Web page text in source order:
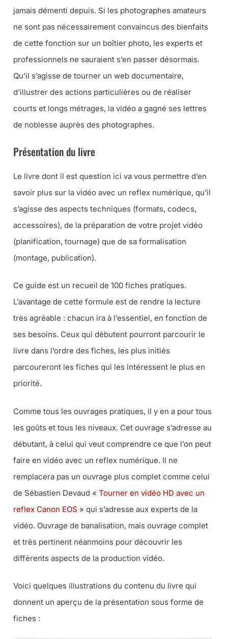
jamais démenti depuis. Si les photographes amateurs
ne sont pas nécessairement convaincus des bienfaits
de cette fonction sur un boîtier photo, les experts et
professionnels ne sauraient s’en passer désormais.
Qu’il s’agisse de tourner un web documentaire,
d’illustrer des actions particulières ou de réaliser
courts et longs métrages, la vidéo a gagné ses lettres
de noblesse auprès des photographes.
Présentation du livre
Le livre dont il est question ici va vous permettre d’en
savoir plus sur la vidéo avec un reflex numérique, qu’il
s’agisse des aspects techniques (formats, codecs,
accessoires), de la préparation de votre projet vidéo
(planification, tournage) que de sa formalisation
(montage, publication).
Ce guide est un recueil de 100 fiches pratiques.
L’avantage de cette formule est de rendre la lecture
très agréable : chacun ira à l’essentiel, en fonction de
ses besoins. Ceux qui débutent pourront parcourir le
livre dans l’ordre des fiches, les plus initiés
parcoureront les fiches qui les intéressent le plus en
priorité.
Comme tous les ouvrages pratiques, il y en a pour tous
les goûts et tous les niveaux. Cet ouvrage s’adresse au
débutant, à celui qui veut comprendre ce que l’on peut
faire en vidéo avec un reflex numérique. Il ne
remplacera pas un ouvrage plus complet comme celui
de Sébastien Devaud « Tourner en vidéo HD avec un
reflex Canon EOS » qui s’adresse aux experts de la
vidéo. Ouvrage de banalisation, mais ouvrage complet
et très pertinent néanmoins pour découvrir les
différents aspects de la production vidéo.
Voici quelques illustrations du contenu du livre qui
donnent un aperçu de la présentation sous forme de
fiches :